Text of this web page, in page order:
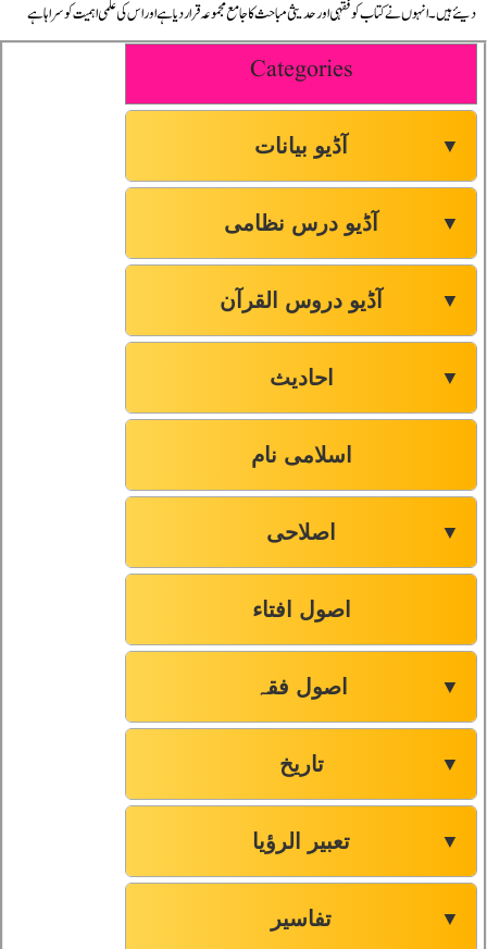
دیئے ہیں۔ انہوں نے کتاب کو فقہی اور حدیثی مباحث کا جامع مجموعہ قرار دیا ہے اور اس کی علمی اہمیت کو سراہا ہے
Categories
آڈیو بیانات ▼
آڈیو درس نظامی ▼
آڈیو دروس القرآن ▼
احادیث ▼
اسلامی نام
اصلاحی ▼
اصول افتاء
اصول فقہ ▼
تاریخ ▼
تعبیر الرؤیا ▼
تفاسیر ▼